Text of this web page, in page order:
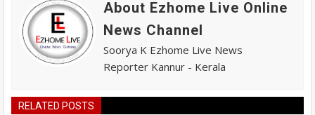
About Ezhome Live Online
News Channel
Soorya K Ezhome Live News
Reporter Kannur - Kerala
RELATED POSTS